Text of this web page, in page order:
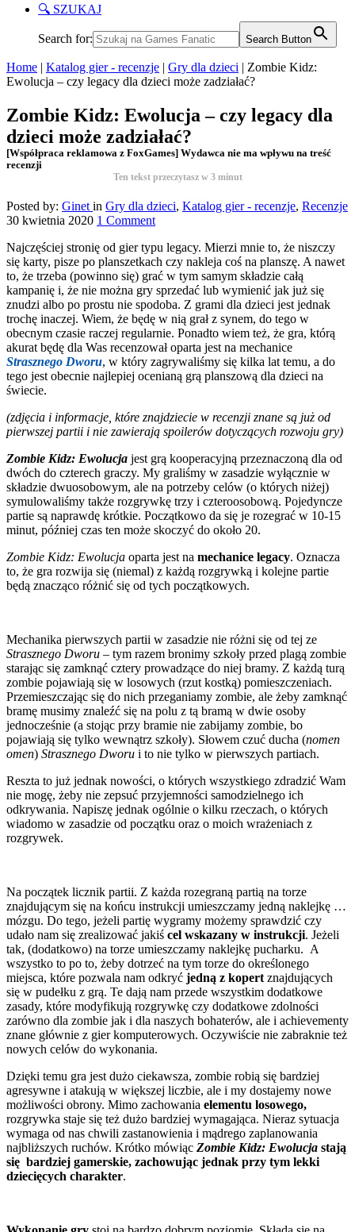
🔍 SZUKAJ
Search for: Search Button
Home | Katalog gier - recenzje | Gry dla dzieci | Zombie Kidz:
Ewolucja – czy legacy dla dzieci może zadziałać?
Zombie Kidz: Ewolucja – czy legacy dla
dzieci może zadziałać?
[Współpraca reklamowa z FoxGames] Wydawca nie ma wpływu na treść
recenzji
Ten tekst przeczytasz w 3 minut
Posted by: Ginet in Gry dla dzieci, Katalog gier - recenzje, Recenzje
30 kwietnia 2020 1 Comment
Najczęściej stronię od gier typu legacy. Mierzi mnie to, że niszczy
się karty, pisze po planszetkach czy nakleja coś na planszę. A nawet
to, że trzeba (powinno się) grać w tym samym składzie całą
kampanię i, że nie można gry sprzedać lub wymienić jak już się
znudzi albo po prostu nie spodoba. Z grami dla dzieci jest jednak
trochę inaczej. Wiem, że będę w nią grał z synem, do tego w
obecnym czasie raczej regularnie. Ponadto wiem też, że gra, którą
akurat będę dla Was recenzował oparta jest na mechanice
Strasznego Dworu, w który zagrywaliśmy się kilka lat temu, a do
tego jest obecnie najlepiej ocenianą grą planszową dla dzieci na
świecie.
(zdjęcia i informacje, które znajdziecie w recenzji znane są już od
pierwszej partii i nie zawierają spoilerów dotyczących rozwoju gry)
Zombie Kidz: Ewolucja jest grą kooperacyjną przeznaczoną dla od
dwóch do czterech graczy. My graliśmy w zasadzie wyłącznie w
składzie dwuosobowym, ale na potrzeby celów (o których niżej)
symulowaliśmy także rozgrywkę trzy i czteroosobową. Pojedyncze
partie są naprawdę krótkie. Początkowo da się je rozegrać w 10-15
minut, później czas ten może skoczyć do około 20.
Zombie Kidz: Ewolucja oparta jest na mechanice legacy. Oznacza
to, że gra rozwija się (niemal) z każdą rozgrywką i kolejne partie
będą znacząco różnić się od tych początkowych.
Mechanika pierwszych partii w zasadzie nie różni się od tej ze
Strasznego Dworu – tym razem bronimy szkoły przed plagą zombie
starając się zamknąć cztery prowadzące do niej bramy. Z każdą turą
zombie pojawiają się w losowych (rzut kostką) pomieszczeniach.
Przemieszczając się do nich przeganiamy zombie, ale żeby zamknąć
bramę musimy znaleźć się na polu z tą bramą w dwie osoby
jednocześnie (a stojąc przy bramie nie zabijamy zombie, bo
pojawiają się tylko wewnątrz szkoły). Słowem czuć ducha (nomen
omen) Strasznego Dworu i to nie tylko w pierwszych partiach.
Reszta to już jednak nowości, o których wszystkiego zdradzić Wam
nie mogę, żeby nie zepsuć przyjemności samodzielnego ich
odkrywania. Napiszę jednak ogólnie o kilku rzeczach, o których
wiadomo w zasadzie od początku oraz o moich wrażeniach z
rozgrywek.
Na początek licznik partii. Z każda rozegraną partią na torze
znajdującym się na końcu instrukcji umieszczamy jedną naklejkę …
mózgu. Do tego, jeżeli partię wygramy możemy sprawdzić czy
udało nam się zrealizować jakiś cel wskazany w instrukcji. Jeżeli
tak, (dodatkowo) na torze umieszczamy naklejkę pucharku. A
wszystko to po to, żeby dotrzeć na tym torze do określonego
miejsca, które pozwala nam odkryć jedną z kopert znajdujących
się w pudełku z grą. Te dają nam przede wszystkim dodatkowe
zasady, które modyfikują rozgrywkę czy dodatkowe zdolności
zarówno dla zombie jak i dla naszych bohaterów, ale i achievementy
znane głównie z gier komputerowych. Oczywiście nie zabraknie też
nowych celów do wykonania.
Dzięki temu gra jest dużo ciekawsza, zombie robią się bardziej
agresywne i atakują w większej liczbie, ale i my dostajemy nowe
możliwości obrony. Mimo zachowania elementu losowego,
rozgrywka staje się też dużo bardziej wymagająca. Nieraz sytuacja
wymaga od nas chwili zastanowienia i mądrego zaplanowania
najbliższych ruchów. Krótko mówiąc Zombie Kidz: Ewolucja stają
się bardziej gamerskie, zachowując jednak przy tym lekki
dziecięcych charakter.